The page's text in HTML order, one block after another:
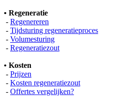
• Regeneratie
- Regenereren
- Tijdsturing regeneratieproces
- Volumesturing
- Regeneratiezout
• Kosten
- Prijzen
- Kosten regeneratiezout
- Offertes vergelijken?